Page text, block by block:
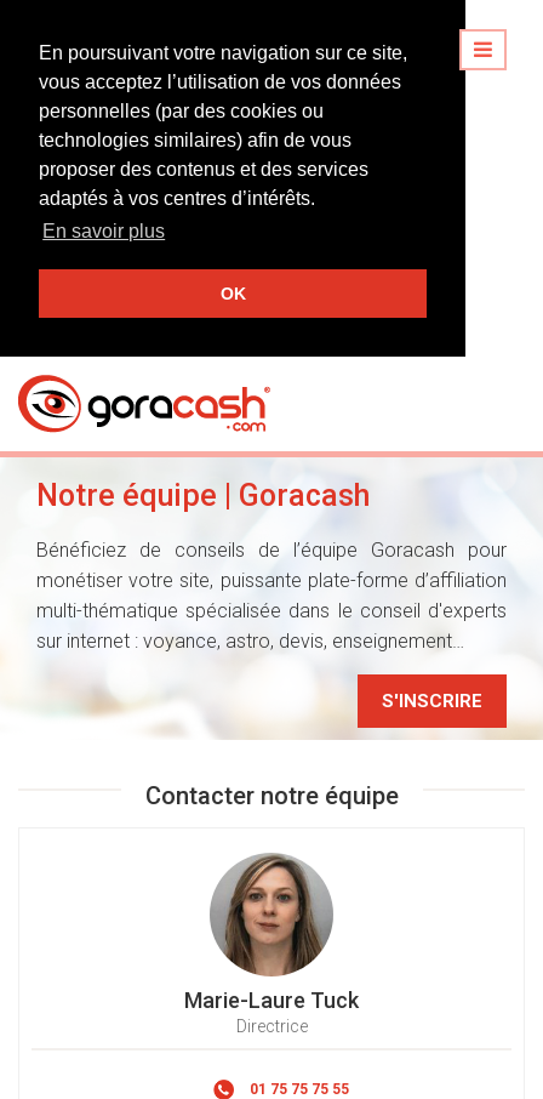
En poursuivant votre navigation sur ce site,
vous acceptez l’utilisation de vos données
personnelles (par des cookies ou
technologies similaires) afin de vous
proposer des contenus et des services
adaptés à vos centres d’intérêts.
En savoir plus
OK
Notre équipe | Goracash
Bénéficiez de conseils de l’équipe Goracash pour
monétiser votre site, puissante plate-forme d’affiliation
multi-thématique spécialisée dans le conseil d'experts
sur internet : voyance, astro, devis, enseignement…
S'INSCRIRE
Contacter notre équipe
Marie-Laure Tuck
Directrice
01 75 75 75 55